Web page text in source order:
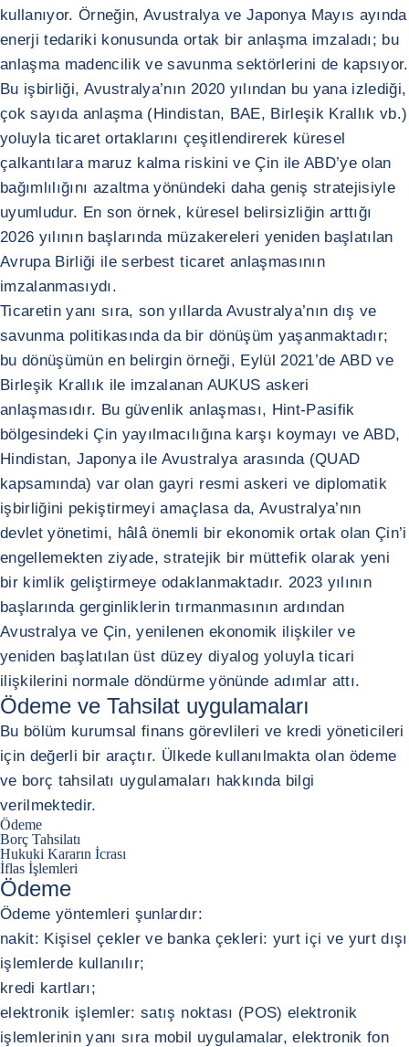
kullanıyor. Örneğin, Avustralya ve Japonya Mayıs ayında
enerji tedariki konusunda ortak bir anlaşma imzaladı; bu
anlaşma madencilik ve savunma sektörlerini de kapsıyor.
Bu işbirliği, Avustralya’nın 2020 yılından bu yana izlediği,
çok sayıda anlaşma (Hindistan, BAE, Birleşik Krallık vb.)
yoluyla ticaret ortaklarını çeşitlendirerek küresel
çalkantılara maruz kalma riskini ve Çin ile ABD’ye olan
bağımlılığını azaltma yönündeki daha geniş stratejisiyle
uyumludur. En son örnek, küresel belirsizliğin arttığı
2026 yılının başlarında müzakereleri yeniden başlatılan
Avrupa Birliği ile serbest ticaret anlaşmasının
imzalanmasıydı.
Ticaretin yanı sıra, son yıllarda Avustralya’nın dış ve
savunma politikasında da bir dönüşüm yaşanmaktadır;
bu dönüşümün en belirgin örneği, Eylül 2021’de ABD ve
Birleşik Krallık ile imzalanan AUKUS askeri
anlaşmasıdır. Bu güvenlik anlaşması, Hint-Pasifik
bölgesindeki Çin yayılmacılığına karşı koymayı ve ABD,
Hindistan, Japonya ile Avustralya arasında (QUAD
kapsamında) var olan gayri resmi askeri ve diplomatik
işbirliğini pekiştirmeyi amaçlasa da, Avustralya’nın
devlet yönetimi, hâlâ önemli bir ekonomik ortak olan Çin’i
engellemekten ziyade, stratejik bir müttefik olarak yeni
bir kimlik geliştirmeye odaklanmaktadır. 2023 yılının
başlarında gerginliklerin tırmanmasının ardından
Avustralya ve Çin, yenilenen ekonomik ilişkiler ve
yeniden başlatılan üst düzey diyalog yoluyla ticari
ilişkilerini normale döndürme yönünde adımlar attı.
Ödeme ve Tahsilat uygulamaları
Bu bölüm kurumsal finans görevlileri ve kredi yöneticileri
için değerli bir araçtır. Ülkede kullanılmakta olan ödeme
ve borç tahsilatı uygulamaları hakkında bilgi
verilmektedir.
Ödeme
Borç Tahsilatı
Hukuki Kararın İcrası
İflas İşlemleri
Ödeme
Ödeme yöntemleri şunlardır:
nakit: Kişisel çekler ve banka çekleri: yurt içi ve yurt dışı
işlemlerde kullanılır;
kredi kartları;
elektronik işlemler: satış noktası (POS) elektronik
işlemlerinin yanı sıra mobil uygulamalar, elektronik fon